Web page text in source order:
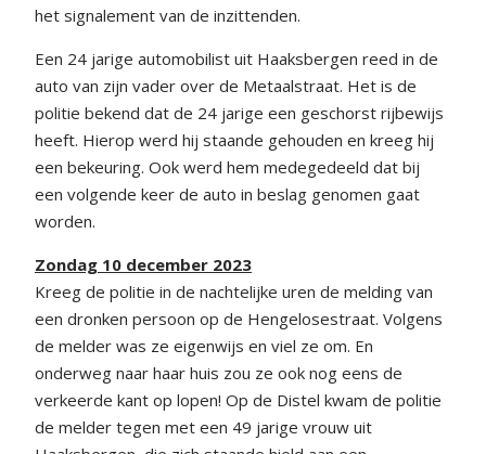
het signalement van de inzittenden.
Een 24 jarige automobilist uit Haaksbergen reed in de
auto van zijn vader over de Metaalstraat. Het is de
politie bekend dat de 24 jarige een geschorst rijbewijs
heeft. Hierop werd hij staande gehouden en kreeg hij
een bekeuring. Ook werd hem medegedeeld dat bij
een volgende keer de auto in beslag genomen gaat
worden.
Zondag 10 december 2023
Kreeg de politie in de nachtelijke uren de melding van
een dronken persoon op de Hengelosestraat. Volgens
de melder was ze eigenwijs en viel ze om. En
onderweg naar haar huis zou ze ook nog eens de
verkeerde kant op lopen! Op de Distel kwam de politie
de melder tegen met een 49 jarige vrouw uit